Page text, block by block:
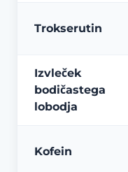
Trokserutin
Izvleček
bodičastega
lobodja
Kofein